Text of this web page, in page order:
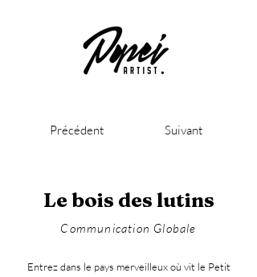
Précédent Suivant
Le bois des lutins
Communication Globale
Entrez dans le pays merveilleux où vit le Petit